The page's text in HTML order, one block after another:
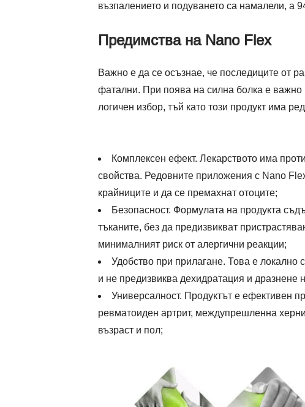
възпалението и подуването са намалели, а
Предимства на Nano Flex
Важно е да се осъзнае, че последиците от
фатални. При поява на силна болка е важно
логичен избор, тъй като този продукт има
Комплексен ефект. Лекарството има
свойства. Редовните приложения с Nano
крайниците и да се премахнат отоците;
Безопасност. Формулата на продукта
тъканите, без да предизвикват
минималният риск от алергични реакции;
Удобство при прилагане. Това е локално
и не предизвиква дехидратация и дразнене
Универсалност. Продуктът е ефективен
ревматоиден артрит, междупрешленна
възраст и пол;